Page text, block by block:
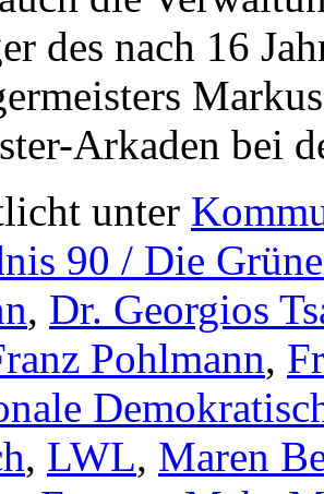
des nach 16
Arkaden bei
unter
90 / Die
, Dr. Georgios
Pohlmann,
, LWL, Maren